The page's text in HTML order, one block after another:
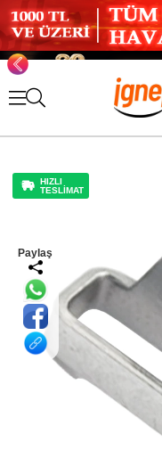
HIZLI
TESLİMAT
Paylaş